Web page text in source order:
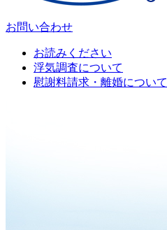
お問い合わせ
お読みください
浮気調査について
慰謝料請求・離婚について